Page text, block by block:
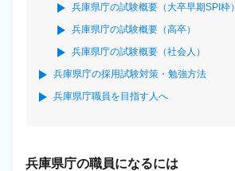
兵庫県庁の試験概要（大卒早期SPI枠）
兵庫県庁の試験概要（高卒）
兵庫県庁の試験概要（社会人）
兵庫県庁の採用試験対策・勉強方法
兵庫県庁職員を目指す人へ
兵庫県庁の職員になるには